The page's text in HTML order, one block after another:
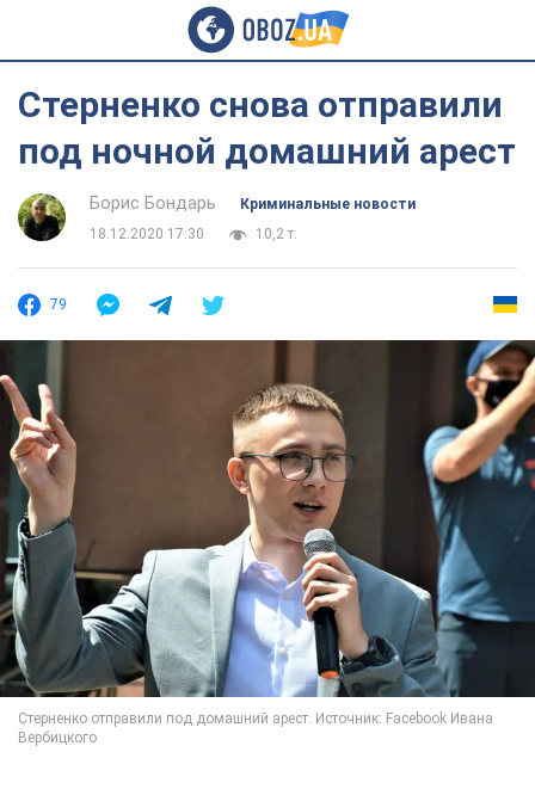
Стерненко снова отправили
под ночной домашний арест
Борис Бондарь
Криминальные новости
18.12.2020 17:30
10,2 т.
79